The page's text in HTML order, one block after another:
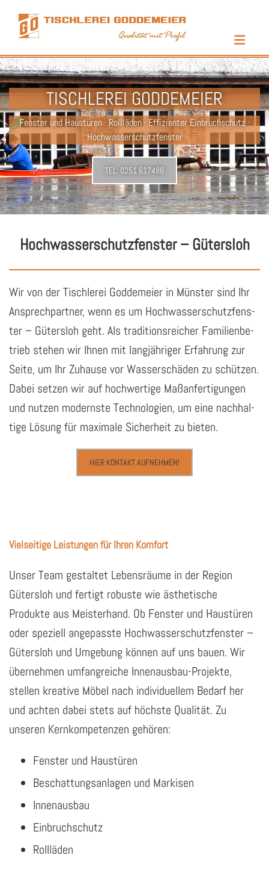
TISCHLEREI GODDEMEIER
Fenster und Haustüren · Rollläden · Effizienter Einbruchschutz ·
Hochwasserschutzfenster
TEL: 0251 617486
Hochwasserschutzfenster – Gütersloh
Wir von der Tisch­le­rei God­de­mei­er in Müns­ter sind Ihr
An­sprech­part­ner, wenn es um Hoch­was­ser­schutz­fens­
ter – Gü­ters­loh geht. Als tra­di­ti­ons­rei­cher Fa­mi­li­en­be­
trieb ste­hen wir Ihnen mit lang­jäh­ri­ger Er­fah­rung zur
Seite, um Ihr Zu­hau­se vor Was­ser­schä­den zu schüt­zen.
Dabei set­zen wir auf hoch­wer­ti­ge Maß­an­fer­ti­gun­gen
und nut­zen mo­derns­te Tech­no­lo­gi­en, um eine nach­hal­
ti­ge Lö­sung für ma­xi­ma­le Si­cher­heit zu bie­ten.
HIER KONTAKT AUFNEHMEN!
Vielseitige Leistungen für Ihren Komfort
Unser Team gestaltet Lebensräume in der Region
Gütersloh und fertigt robuste wie ästhetische
Produkte aus Meisterhand. Ob Fenster und Haustüren
oder speziell angepasste Hochwasserschutzfenster –
Gütersloh und Umgebung können auf uns bauen. Wir
übernehmen umfangreiche Innenausbau-Projekte,
stellen kreative Möbel nach individuellem Bedarf her
und achten dabei stets auf höchste Qualität. Zu
unseren Kernkompetenzen gehören:
Fenster und Haustüren
Beschattungsanlagen und Markisen
Innenausbau
Einbruchschutz
Rollläden